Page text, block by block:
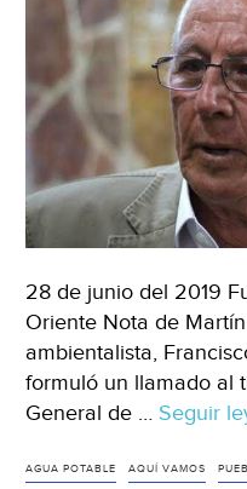
28 de junio del 2019
Oriente Nota de
ambientalista,
formuló un llamado al
General de … Seguir
AGUA POTABLE AQUÍ VAMOS